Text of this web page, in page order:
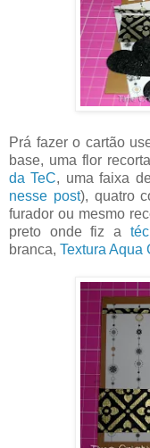
Prá fazer o cartão
base, uma flor
da TeC, uma faixa
nesse post), quatro
furador ou mesmo
preto onde fiz a
branca, Textura Aqua